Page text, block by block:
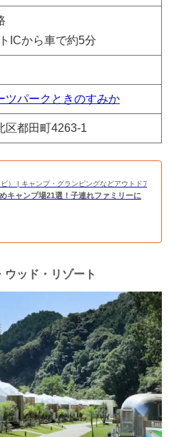
ICから車で約5分
ツパークときのすみか
区都田町4263-1
） | キャンプ・グランピングなどアウトドアの総
キャンプ場21選！子連れファミリーに
ッド・リゾート